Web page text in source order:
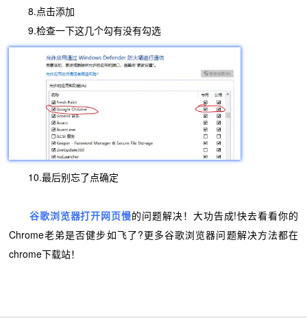
8.点击添加
9.检查一下这几个勾有没有勾选
10.最后别忘了点确定
谷歌浏览器打开网页慢的问题解决！大功告成!快去看看你的
Chrome老弟是否健步如飞了?更多谷歌浏览器问题解决方法都在
chrome下载站！